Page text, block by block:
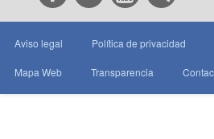
Aviso legal Política de privacidad
Mapa Web Transparencia